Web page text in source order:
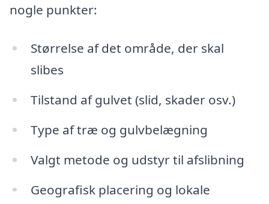
nogle punkter:
Størrelse af det område, der skal
slibes
Tilstand af gulvet (slid, skader osv.)
Type af træ og gulvbelægning
Valgt metode og udstyr til afslibning
Geografisk placering og lokale